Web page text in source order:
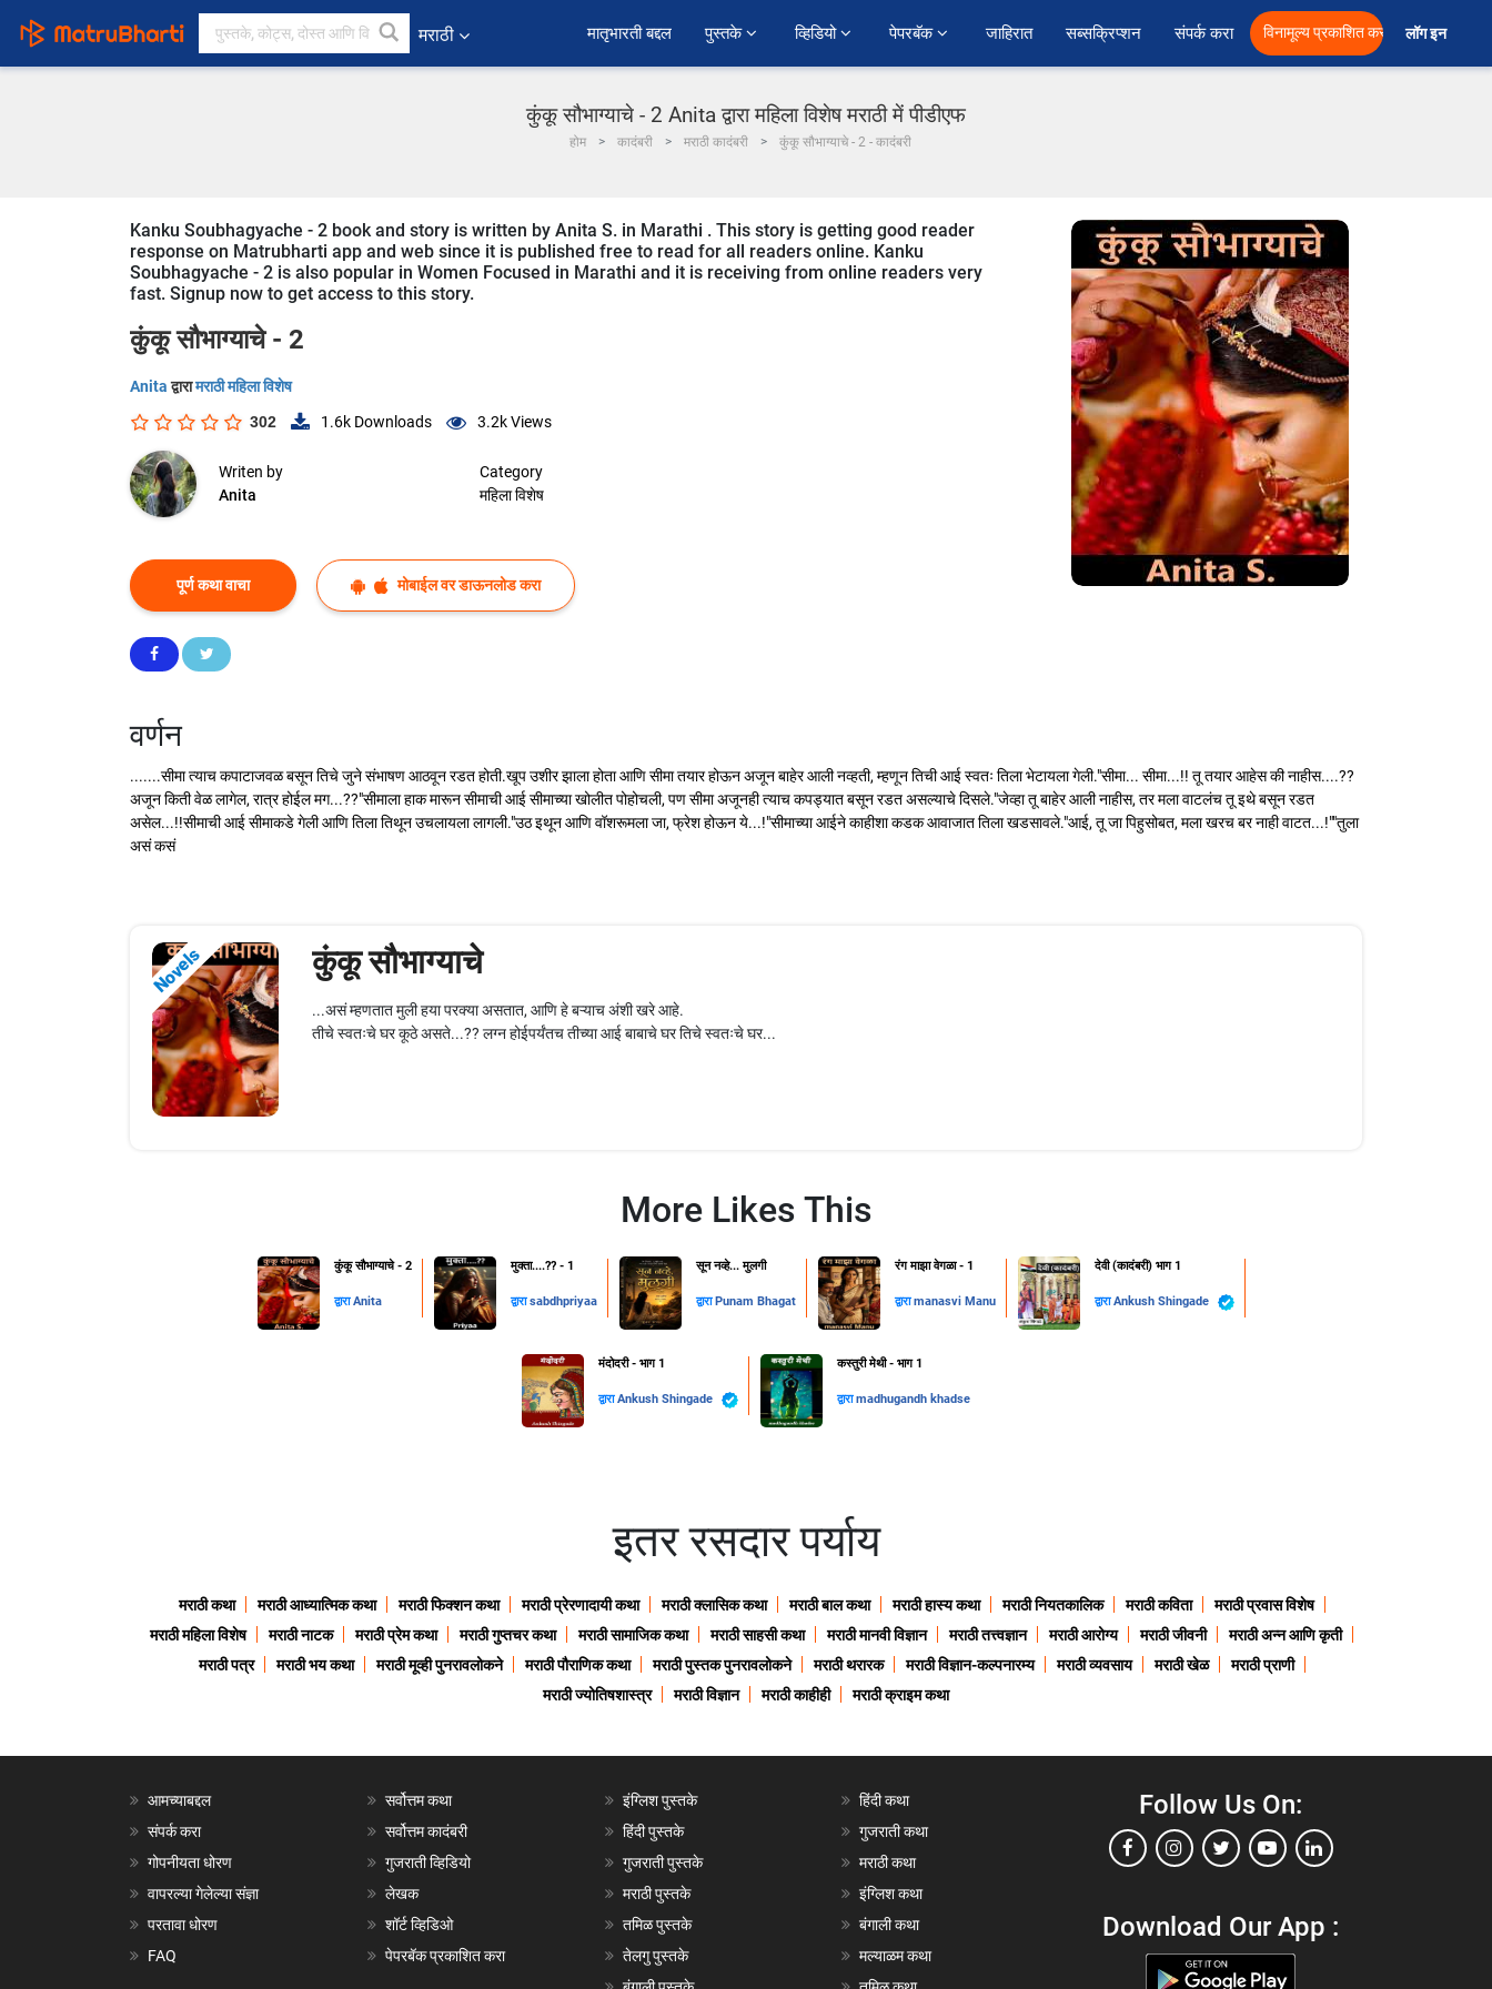
मराठी ﻿मातृभारती बद्दल पुस्तके व्हिडियो पेपरबॅक जाहिरात सब्सक्रिप्शन संपर्क करा विनामूल्य प्रकाशित करा लॉग इन
कुंकू सौभाग्याचे - 2 Anita द्वारा महिला विशेष मराठी में पीडीएफ
होम कादंबरी मराठी कादंबरी कुंकू सौभाग्याचे - 2 - कादंबरी
Kanku Soubhagyache - 2 book and story is written by Anita S. in Marathi . This story is getting good reader
response on Matrubharti app and web since it is published free to read for all readers online. Kanku
Soubhagyache - 2 is also popular in Women Focused in Marathi and it is receiving from online readers very
fast. Signup now to get access to this story.
कुंकू सौभाग्याचे - 2
Anitaद्वारामराठी महिला विशेष
302 1.6k Downloads 3.2kViews
Writen by
Anita
Category
महिला विशेष
पूर्ण कथा वाचा मोबाईल वर डाऊनलोड करा
वर्णन
.......सीमा त्याच कपाटाजवळ बसून तिचे जुने संभाषण आठवून रडत होती.खूप उशीर झाला होता आणि सीमा तयार होऊन अजून बाहेर आली नव्हती, म्हणून तिची आई स्वतः तिला भेटायला गेली."सीमा... सीमा...!! तू तयार आहेस की नाहीस....??
अजून किती वेळ लागेल, रात्र होईल मग...??"सीमाला हाक मारून सीमाची आई सीमाच्या खोलीत पोहोचली, पण सीमा अजूनही त्याच कपड्यात बसून रडत असल्याचे दिसले."जेव्हा तू बाहेर आली नाहीस, तर मला वाटलंच तू इथे बसून रडत
असेल...!!सीमाची आई सीमाकडे गेली आणि तिला तिथून उचलायला लागली."उठ इथून आणि वॉशरूमला जा, फ्रेश होऊन ये...!"सीमाच्या आईने काहीशा कडक आवाजात तिला खडसावले."आई, तू जा पिहुसोबत, मला खरच बर नाही वाटत...!""तुला
असं कसं
Novels कुंकू सौभाग्याचे
...असं म्हणतात मुली हया परक्या असतात, आणि हे बऱ्याच अंशी खरे आहे.
तीचे स्वतःचे घर कूठे असते...?? लग्न होईपर्यंतच तीच्या आई बाबाचे घर तिचे स्वतःचे घर...
More Likes This
कुंकू सौभाग्याचे - 2
द्वाराAnita
मुक्ता....??️ - 1
द्वाराsabdhpriyaa
सून नव्हे... मुलगी
द्वारा Punam Bhagat
रंग माझा वेगळा - 1
द्वाराmanasvi Manu
देवी (कादंबरी) भाग 1
द्वाराAnkush Shingade
मंदोदरी - भाग 1
द्वाराAnkush Shingade
कस्तुरी मेथी - भाग 1
द्वाराmadhugandh khadse
इतर रसदार पर्याय
मराठी कथा मराठी आध्यात्मिक कथा मराठी फिक्शन कथा मराठी प्रेरणादायी कथा मराठी क्लासिक कथा मराठी बाल कथा मराठी हास्य कथा मराठी नियतकालिक मराठी कविता
मराठी प्रवास विशेष
मराठी महिला विशेष
मराठी नाटक मराठी प्रेम कथा मराठी गुप्तचर कथा मराठी सामाजिक कथा मराठी साहसी कथा मराठी मानवी विज्ञान मराठी तत्त्वज्ञान मराठी आरोग्य मराठी जीवनी
मराठी अन्न आणि कृती
मराठी पत्र
मराठी भय कथा मराठी मूव्ही पुनरावलोकने मराठी पौराणिक कथा मराठी पुस्तक पुनरावलोकने मराठी थरारक मराठी विज्ञान-कल्पनारम्य मराठी व्यवसाय मराठी खेळ
मराठी प्राणी
मराठी ज्योतिषशास्त्र
मराठी विज्ञान मराठी काहीही मराठी क्राइम कथा
आमच्याबद्दल
संपर्क करा
गोपनीयता धोरण
वापरल्या गेलेल्या संज्ञा
परतावा धोरण
FAQ
सर्वोत्तम कथा
सर्वोत्तम कादंबरी
गुजराती व्हिडियो
लेखक
शॉर्ट व्हिडिओ
पेपरबॅक प्रकाशित करा
इंग्लिश पुस्तके
हिंदी पुस्तके
गुजराती पुस्तके
मराठी पुस्तके
तमिळ पुस्तके
तेलगु पुस्तके
हिंदी कथा
गुजराती कथा
मराठी कथा
इंग्लिश कथा
बंगाली कथा
मल्याळम कथा
Follow Us On:
Download Our App :